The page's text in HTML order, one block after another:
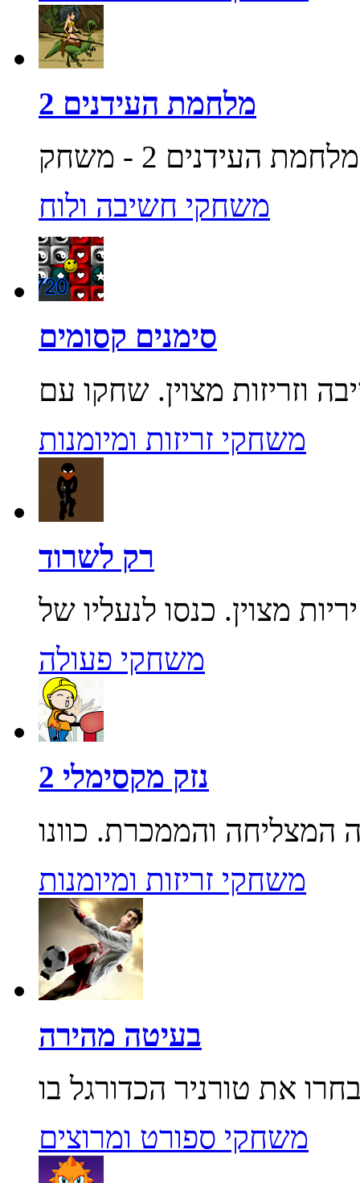
מלחמת העידנים 2
משחקי חשיבה ולוח
סימנים קסומים
משחקי זריזות ומיומנות
רק לשרוד
משחקי פעולה
נזק מקסימלי 2
משחקי זריזות ומיומנות
בעיטה מהירה
משחקי ספורט ומרוצים